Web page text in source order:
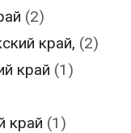
(2)
край, (2)
край (1)
край (1)